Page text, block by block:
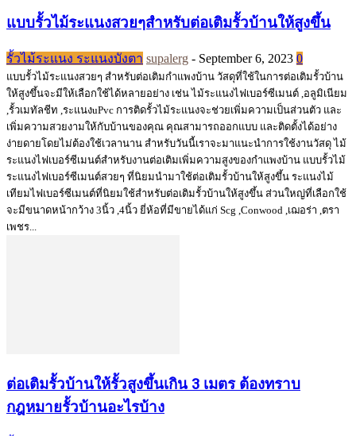
แบบรั้วไม้ระแนงสวยๆสำหรับต่อเติมรั้วบ้านให้สูงขึ้น
รั้วไม้ระแนง ระแนงบังตา supalerg - September 6, 2023 0
แบบรั้วไม้ระแนงสวยๆ สำหรับต่อเติมกำแพงบ้าน วัสดุที่ใช้ในการต่อเติมรั้วบ้าน
ให้สูงขึ้นจะมีให้เลือกใช้ได้หลายอย่าง เช่น ไม้ระแนงไฟเบอร์ซีเมนต์ ,อลูมิเนียม
,รั้วเมทัลชีท ,ระแนงuPvc การติดรั้วไม้ระแนงจะช่วยเพิ่มความเป็นส่วนตัว และ
เพิ่มความสวยงามให้กับบ้านของคุณ คุณสามารถออกแบบ และติดตั้งได้อย่าง
ง่ายดายโดยไม่ต้องใช้เวลานาน สำหรับวันนี้เราจะมาแนะนำการใช้งานวัสดุ ไม้
ระแนงไฟเบอร์ซีเมนต์สำหรับงานต่อเติมเพิ่มความสูงของกำแพงบ้าน แบบรั้วไม้
ระแนงไฟเบอร์ซีเมนต์สวยๆ ที่นิยมนำมาใช้ต่อเติมรั้วบ้านให้สูงขึ้น ระแนงไม้
เทียมไฟเบอร์ซีเมนต์ที่นิยมใช้สำหรับต่อเติมรั้วบ้านให้สูงขึ้น ส่วนใหญ่ที่เลือกใช้
จะมีขนาดหน้ากว้าง 3นิ้ว ,4นิ้ว ยี่ห้อที่มีขายได้แก่ Scg ,Conwood ,เฌอร่า ,ตรา
เพชร...
ต่อเติมรั้วบ้านให้รั้วสูงขึ้นเกิน 3 เมตร ต้องทราบ
กฎหมายรั้วบ้านอะไรบ้าง